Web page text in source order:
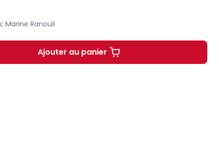
Marine Ranouil
Ajouter au panierIl était une fois...analyse juridique